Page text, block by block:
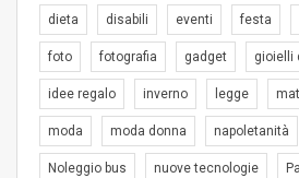
dieta disabili eventi festa
foto fotografia gadget gioielli
idee regalo inverno legge
moda moda donna napoletanità
Noleggio bus nuove tecnologie